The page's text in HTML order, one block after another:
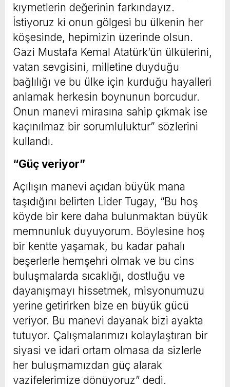
kıymetlerin değerinin farkındayız.
İstiyoruz ki onun gölgesi bu ülkenin her
köşesinde, hepimizin üzerinde olsun.
Gazi Mustafa Kemal Atatürk’ün ülkülerini,
vatan sevgisini, milletine duyduğu
bağlılığı ve bu ülke için kurduğu hayalleri
anlamak herkesin boynunun borcudur.
Onun manevi mirasına sahip çıkmak ise
kaçınılmaz bir sorumluluktur” sözlerini
kullandı.
“Güç veriyor”
Açılışın manevi açıdan büyük mana
taşıdığını belirten Lider Tugay, “Bu hoş
köyde bir kere daha bulunmaktan büyük
memnunluk duyuyorum. Böylesine hoş
bir kentte yaşamak, bu kadar pahalı
beşerlerle hemşehri olmak ve bu cins
buluşmalarda sıcaklığı, dostluğu ve
dayanışmayı hissetmek, misyonumuzu
yerine getirirken bize en büyük gücü
veriyor. Bu manevi dayanak bizi ayakta
tutuyor. Çalışmalarımızı kolaylaştıran bir
siyasi ve idari ortam olmasa da sizlerle
her buluşmamızdan güç alarak
vazifelerimize dönüyoruz” dedi.